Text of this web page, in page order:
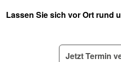
Lassen Sie sich vor Ort rund
Jetzt Termin